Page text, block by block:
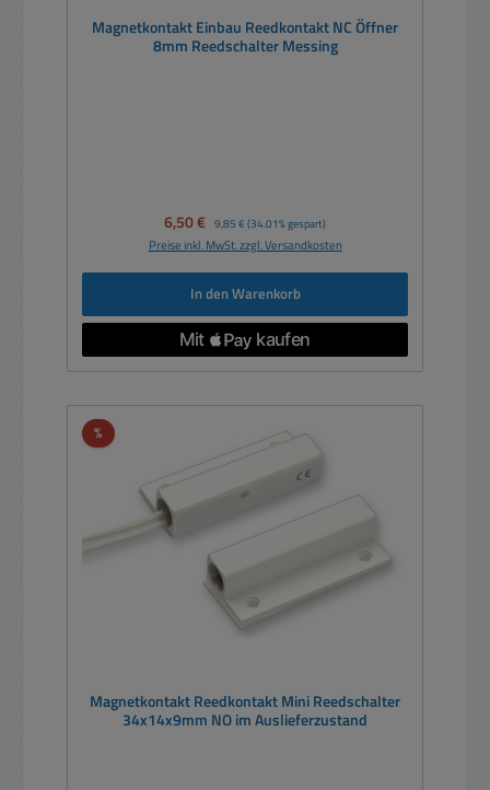
Magnetkontakt Einbau Reedkontakt NC Öffner
8mm Reedschalter Messing
Verkaufspreis:
6,50 € Regulärer Preis:
9,85 € (34.01% gespart)
Preise inkl. MwSt. zzgl. Versandkosten
In den Warenkorb
%Rabatt
Magnetkontakt Reedkontakt Mini Reedschalter
34x14x9mm NO im Auslieferzustand